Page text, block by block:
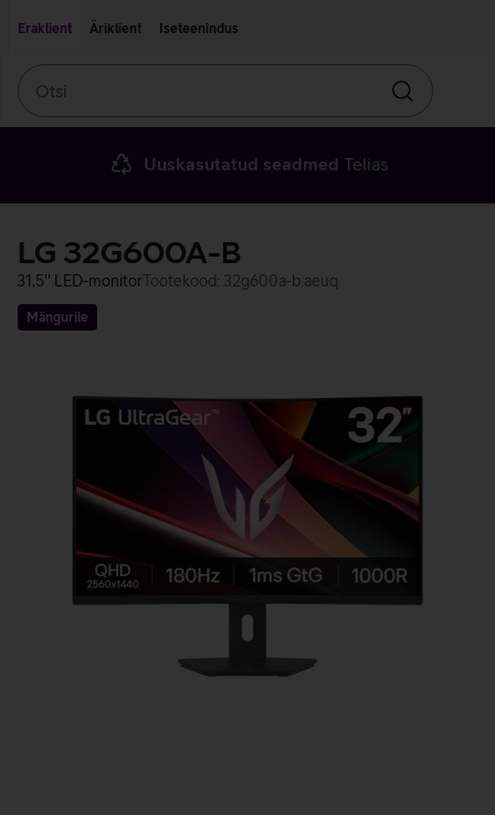
Eraklient
Äriklient Iseteenindus
Otsin
Uuskasutatud seadmed Telias
LG 32G600A-B
31,5'' LED-monitorTootekood: 32g600a-b.aeuq
Mängurile